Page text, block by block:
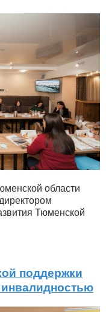
области
Тюменской
поддержки